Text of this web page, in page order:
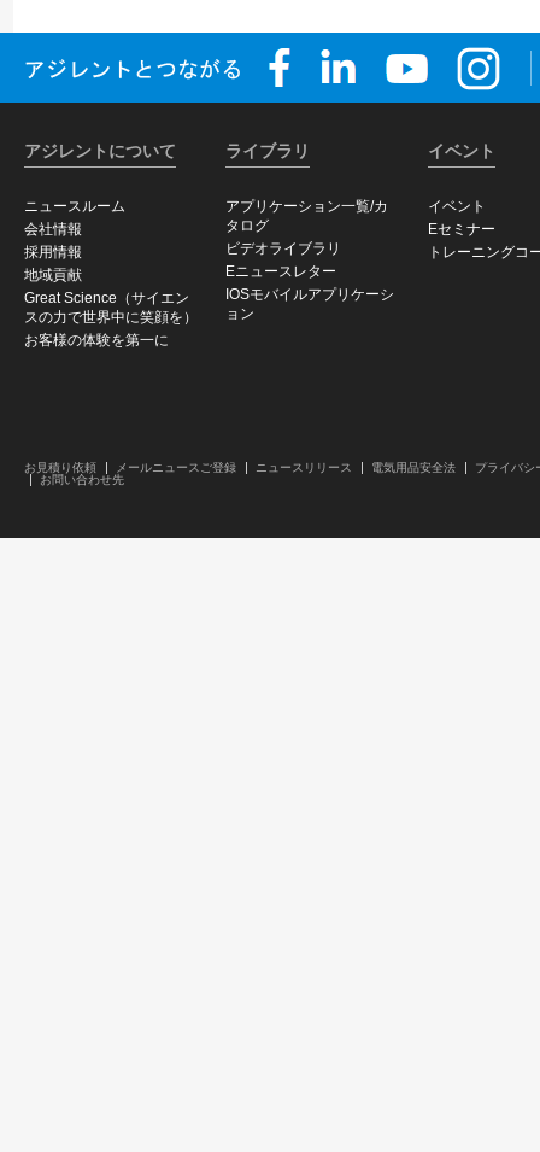
アジレントについて
ニュースルーム
会社情報
採用情報
地域貢献
Great Science（サイエン
スの力で世界中に笑顔を）
お客様の体験を第一に
ライブラリ
アプリケーション一覧/カ
タログ
ビデオライブラリ
Eニュースレター
IOSモバイルアプリケーシ
ョン
イベント
イベント
Eセミナー
トレーニングコ
お見積り依頼 メールニュースご登録 ニュースリリース 電気用品安全法
プライバシ
お問い合わせ先